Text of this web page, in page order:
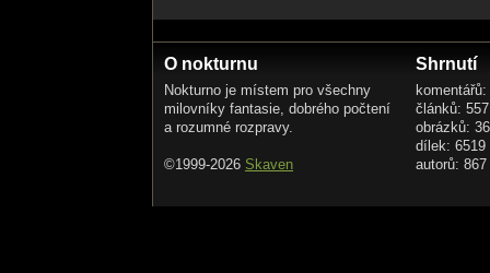
O nokturnu
Nokturno je místem pro všechny
milovníky fantasie, dobrého počtení
a rozumné rozpravy.
©1999-2026 Skaven
Shrnutí
článků: 557
obrázků:
dílek: 6519
autorů: 867